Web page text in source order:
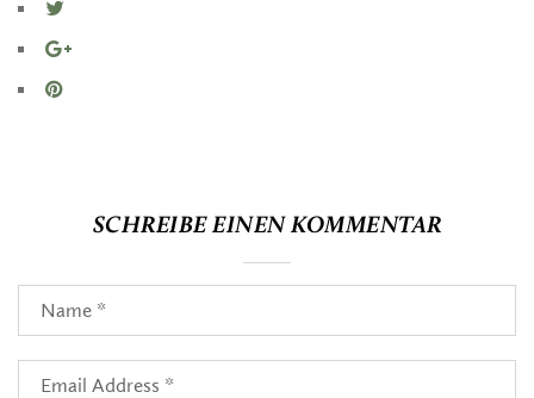
SCHREIBE EINEN KOMMENTAR